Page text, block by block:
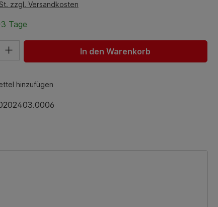
zzgl. Versandkosten
Tage
Gib den gewünschten Wert ein oder benutze die
In den Warenkorb
hinzufügen